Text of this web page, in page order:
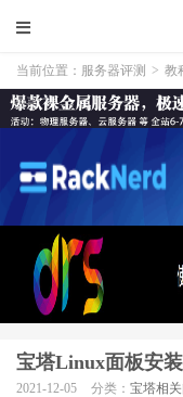
当前位置： 服务器评测 > 教
宝塔Linux面板安
2021-12-05 分类： 宝塔相